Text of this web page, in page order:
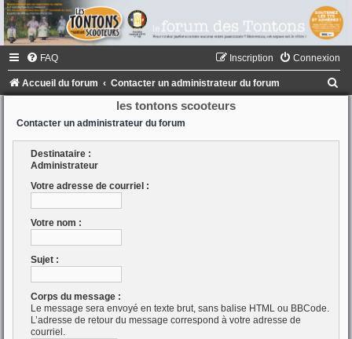
FAQ Connexion
Inscription
Accueil du forum Contacter un administrateur du forum
les tontons scooteurs
Contacter un administrateur du forum
Destinataire :
Administrateur
Votre adresse de courriel :
Votre nom :
Sujet :
Corps du message :
Le message sera envoyé en texte brut, sans balise HTML ou BBCode.
L’adresse de retour du message correspond à votre adresse de
courriel.